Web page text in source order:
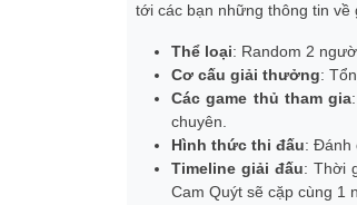
tới các bạn những thông tin về
Thể loại: Random 2
Cơ cấu giải thưởng:
Các game thủ tham gia
chuyên.
Hình thức thi đấu: Đánh
Timeline giải đấu: Thời
Cam Quýt sẽ cặp cùng 1